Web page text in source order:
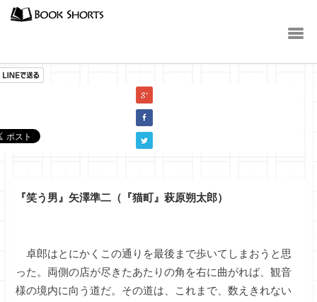
『笑う男』矢澤準二（『猫町』萩原朔太郎）
卓郎はとにかくこの通りを最後まで歩いてしまおうと思
った。両側の店が尽きたあたりの角を右に曲がれば、観音
様の境内に向う道だ。その道は、これまで、数えきれない